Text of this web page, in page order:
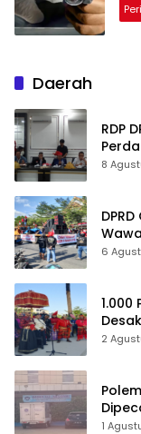
Daerah
RDP
8
6
1.000
2
1